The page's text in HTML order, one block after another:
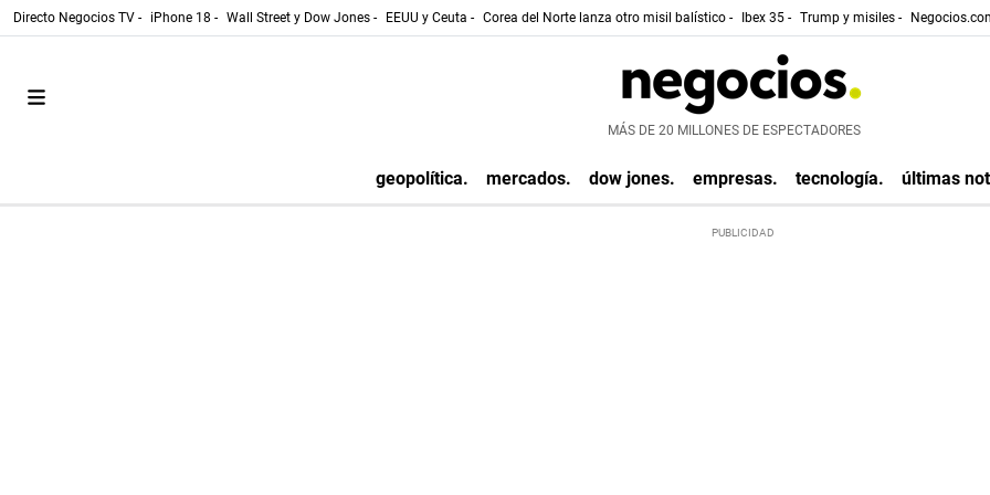
Directo Negocios TV - iPhone 18 - Wall Street y Dow Jones - EEUU y Ceuta - Corea del Norte lanza otro misil balístico - Ibex 35 - Trump y misiles -
MÁS DE 20 MILLONES DE ESPECTADORES
geopolítica. mercados. dow jones. empresas. tecnología. últimas